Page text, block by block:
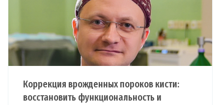
Коррекция врожденных пороков кисти:
восстановить функциональность и